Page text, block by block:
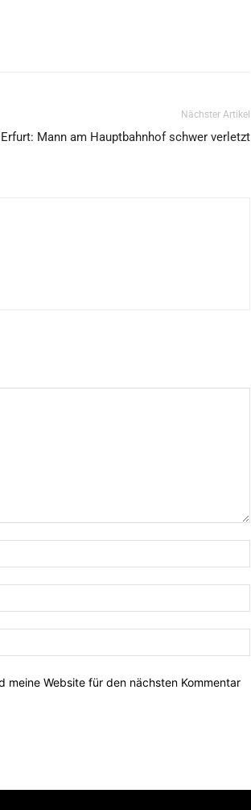
Nächster Artikel
Erfurt: Mann am Hauptbahnhof schwer verletzt
meine Website für den nächsten Kommentar